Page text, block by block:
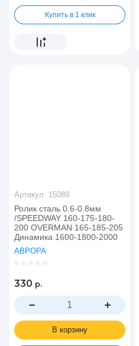
Купить в 1 клик
Ролик сталь 0.6-0.8мм
/SPEEDWAY 160-175-180-
200 OVERMAN 165-185-205
Динамика 1600-1800-2000
АВРОРА
Артикул: 15089
330 р.
В корзину